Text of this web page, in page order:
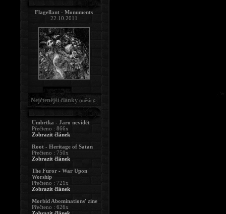
Flagellant - Monuments
22.10.2011
Nejčtenější články (měsíc):
Umbrtka - Jaro nevidět
Přečteno : 866x
Zobrazit článek
Root - Heritage of Satan
Přečteno : 750x
Zobrazit článek
The Furor - War Upon
Worship
Přečteno : 721x
Zobrazit článek
Morbid Abominations' zine
Přečteno : 626x